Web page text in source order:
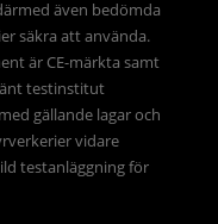
även bedömda
säkra att använda.
är CE-märkta samt
testinstitut
gällande lagar och
vidare
testanläggning för